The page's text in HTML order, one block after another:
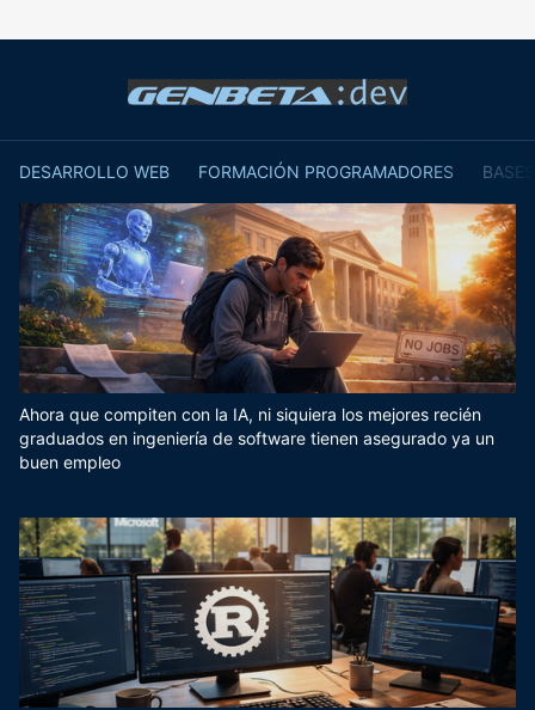
DESARROLLO WEB FORMACIÓN PROGRAMADORES
Ahora que compiten con la IA, ni siquiera los mejores recién
graduados en ingeniería de software tienen asegurado ya un
buen empleo